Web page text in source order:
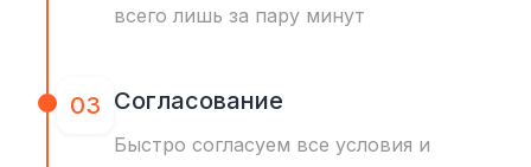
всего лишь за пару минут
03 Согласование
Быстро согласуем все условия и